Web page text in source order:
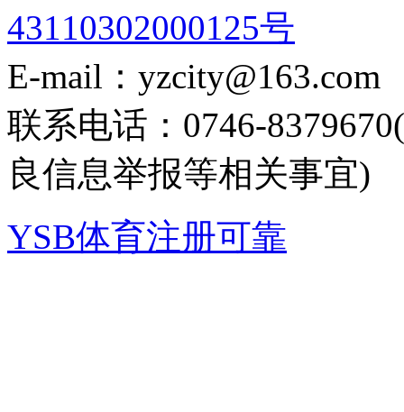
43110302000125号
E-mail：yzcity@163.com
联系电话：0746-
良信息举报等相关事宜)
YSB体育注册可靠